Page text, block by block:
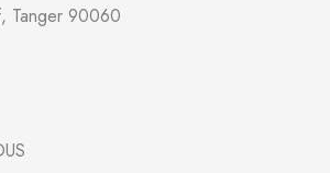
Tanger 90060